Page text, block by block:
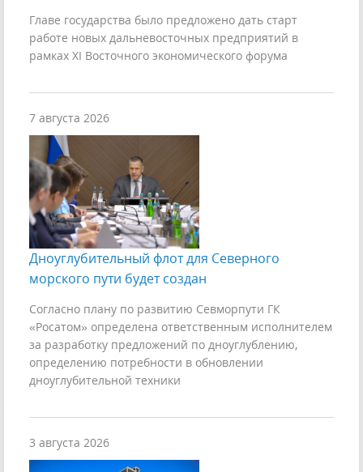
Главе государства было предложено дать старт
работе новых дальневосточных предприятий в
рамках XI Восточного экономического форума
7 августа 2026
Дноуглубительный флот для Северного
морского пути будет создан
Согласно плану по развитию Севморпути ГК
«Росатом» определена ответственным исполнителем
за разработку предложений по дноуглублению,
определению потребности в обновлении
дноуглубительной техники
3 августа 2026